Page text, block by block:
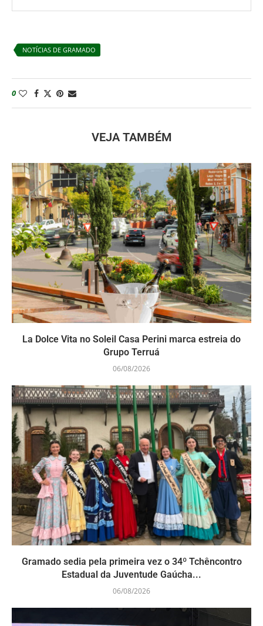
NOTÍCIAS DE GRAMADO
0
VEJA TAMBÉM
La Dolce Vita no Soleil Casa Perini marca estreia do
Grupo Terruá
06/08/2026
Gramado sedia pela primeira vez o 34º Tchêncontro
Estadual da Juventude Gaúcha...
06/08/2026